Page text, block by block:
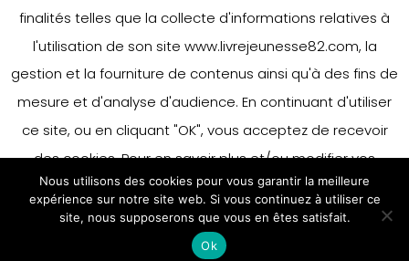
Leave a Reply
You must belogged in to post a
comment.
finalités telles que la collecte d'informations relatives à
l'utilisation de son site www.livrejeunesse82.com, la
gestion et la fourniture de contenus ainsi qu'à des fins de
mesure et d'analyse d'audience. En continuant d'utiliser
ce site, ou en cliquant "OK", vous acceptez de recevoir
des cookies. Pour en savoir plus et/ou modifier vos
préférences en matière de cookies, merci de vous référer
à notre politique sur les cookies.
Accepter
En savoir plus
Nous utilisons des cookies pour vous garantir la meilleure
expérience sur notre site web. Si vous continuez à utiliser ce
site, nous supposerons que vous en êtes satisfait.
Ok